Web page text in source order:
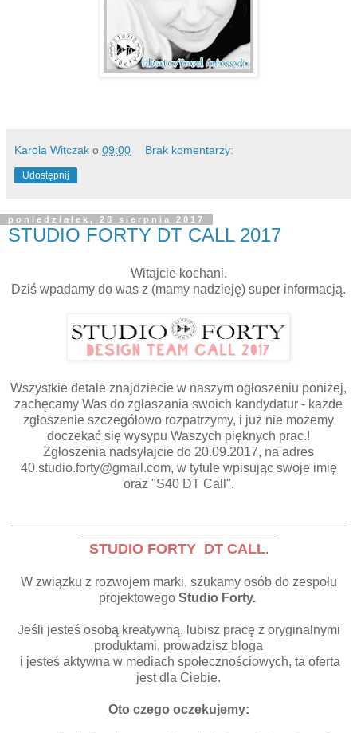
Karola Witczak o 09:00 Brak komentarzy:
Udostępnij
poniedziałek, 28 sierpnia 2017
STUDIO FORTY DT CALL 2017
Witajcie kochani.
Dziś wpadamy do was z (mamy nadzieję) super informacją.
Wszystkie detale znajdziecie w naszym ogłoszeniu poniżej,
zachęcamy Was do zgłaszania swoich kandydatur - każde
zgłoszenie szczegółowo rozpatrzymy, i już nie możemy
doczekać się wysypu Waszych pięknych prac.!
Zgłoszenia nadsyłajcie do 20.09.2017, na adres
40.studio.forty@gmail.com, w tytule wpisując swoje imię
oraz "S40 DT Call".
STUDIO FORTY DT CALL.
W związku z rozwojem marki, szukamy osób do zespołu
projektowego Studio Forty.
Jeśli jesteś osobą kreatywną, lubisz pracę z oryginalnymi
produktami, prowadzisz bloga
i jesteś aktywna w mediach społecznościowych, ta oferta
jest dla Ciebie.
Oto czego oczekujemy: